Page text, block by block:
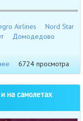
Airlines
Nord Star
Домодедово
6724 просмотра
на самолетах